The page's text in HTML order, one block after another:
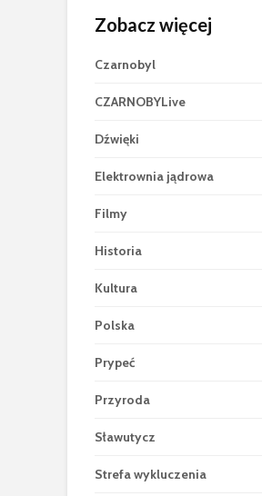
Zobacz więcej
Czarnobyl
CZARNOBYLive
Dźwięki
Elektrownia jądrowa
Filmy
Historia
Kultura
Polska
Prypeć
Przyroda
Sławutycz
Strefa wykluczenia